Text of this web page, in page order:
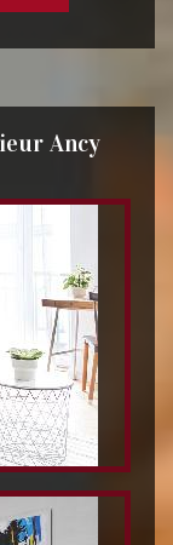
Ancy